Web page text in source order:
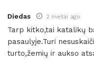
Diedas 2 metai ago
Tarp kitko,tai katalikų
pasaulyje.Turi
turto,žemių ir aukso